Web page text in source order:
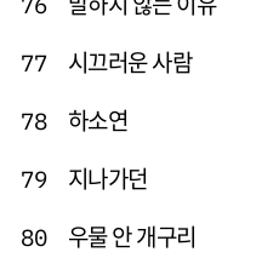
77 시끄러운 사람
78 하소연
79 지나가던
80 우물 안 개구리